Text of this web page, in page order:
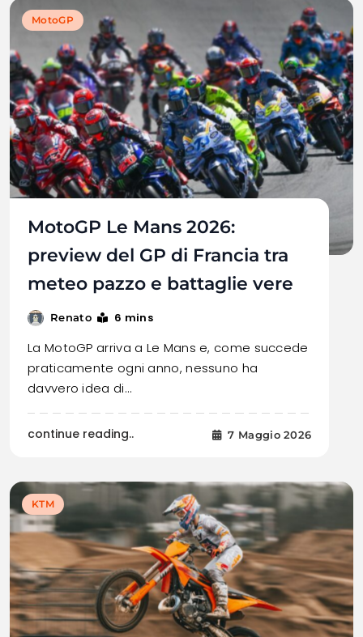
MotoGP
MotoGP Le Mans 2026:
preview del GP di Francia tra
meteo pazzo e battaglie vere
Renato 6 mins
La MotoGP arriva a Le Mans e, come succede
praticamente ogni anno, nessuno ha
davvero idea di…
continue reading.. 7 Maggio 2026
KTM